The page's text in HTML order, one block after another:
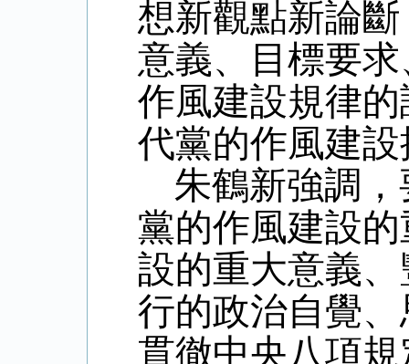
想新觀點新論
意義、目標要
作風建設規律
代黨的作風建
朱鶴新強調
黨的作風建設
設的重大意義
行的政治自覺
貫徹中央八項